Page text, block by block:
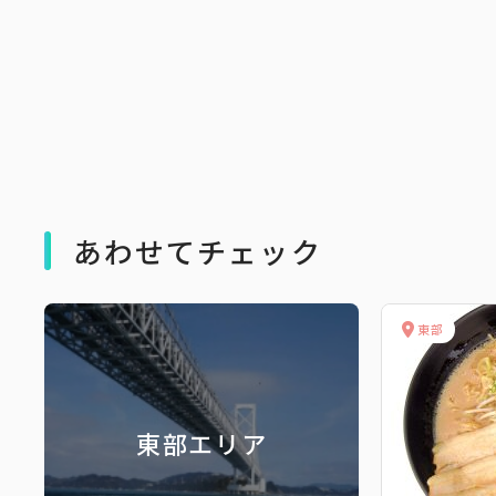
あわせてチェック
東部エリア
東部